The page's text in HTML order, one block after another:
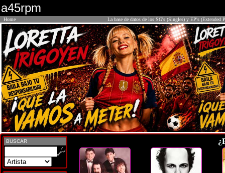
a45rpm
Home La base de datos de los SG's (Singles) y EP's (Extended
BUSCAR